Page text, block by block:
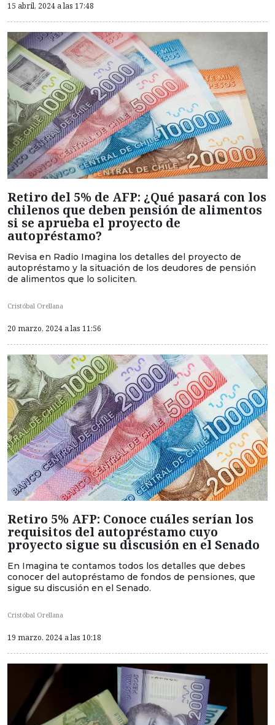
15 abril, 2024 a las 17:48
Retiro del 5% de AFP: ¿Qué pasará con los
chilenos que deben pensión de alimentos
si se aprueba el proyecto de
autopréstamo?
Revisa en Radio Imagina los detalles del proyecto de
autopréstamo y la situación de los deudores de pensión
de alimentos que lo soliciten.
Cristóbal Orellana
20 marzo, 2024 a las 11:56
Retiro 5% AFP: Conoce cuáles serían los
requisitos del autopréstamo cuyo
proyecto sigue su discusión en el Senado
En Imagina te contamos todos los detalles que debes
conocer del autopréstamo de fondos de pensiones, que
sigue su discusión en el Senado.
Cristóbal Orellana
19 marzo, 2024 a las 10:18